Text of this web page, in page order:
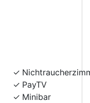
PayTV
Minibar